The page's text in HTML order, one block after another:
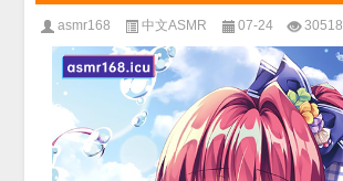
asmr168 中文ASMR 07-24 30518